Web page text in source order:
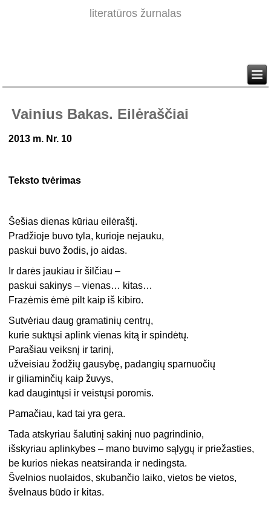
literatūros žurnalas
Vainius Bakas. Eilėraščiai
2013 m. Nr. 10
Teksto tvėrimas
Šešias dienas kūriau eilėraštį.
Pradžioje buvo tyla, kurioje nejauku,
paskui buvo žodis, jo aidas.
Ir darės jaukiau ir šilčiau –
paskui sakinys – vienas… kitas…
Frazėmis ėmė pilt kaip iš kibiro.
Sutvėriau daug gramatinių centrų,
kurie suktųsi aplink vienas kitą ir spindėtų.
Parašiau veiksnį ir tarinį,
užveisiau žodžių gausybę, padangių sparnuočių
ir giliaminčių kaip žuvys,
kad daugintųsi ir veistųsi poromis.
Pamačiau, kad tai yra gera.
Tada atskyriau šalutinį sakinį nuo pagrindinio,
išskyriau aplinkybes – mano buvimo sąlygų ir priežasties,
be kurios niekas neatsiranda ir nedingsta.
Švelnios nuolaidos, skubančio laiko, vietos be vietos,
švelnaus būdo ir kitas.